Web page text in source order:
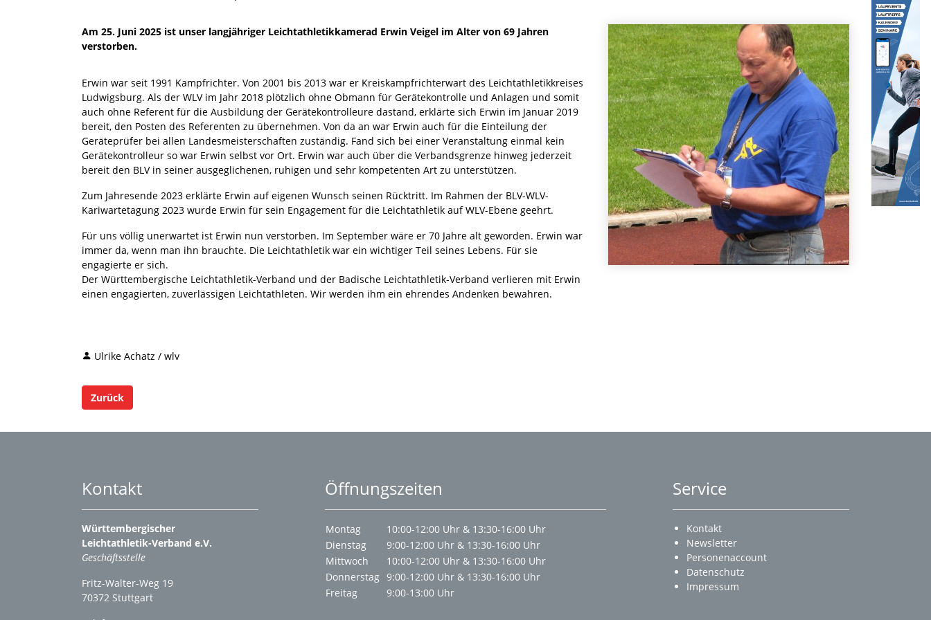
Am 25. Juni 2025 ist unser langjähriger Leichtathletikkamerad Erwin Veigel im Alter von 69 Jahren
verstorben.
Erwin war seit 1991 Kampfrichter. Von 2001 bis 2013 war er Kreiskampfrichterwart des Leichtathletikkreises
Ludwigsburg. Als der WLV im Jahr 2018 plötzlich ohne Obmann für Gerätekontrolle und Anlagen und somit
auch ohne Referent für die Ausbildung der Gerätekontrolleure dastand, erklärte sich Erwin im Januar 2019
bereit, den Posten des Referenten zu übernehmen. Von da an war Erwin auch für die Einteilung der
Geräteprüfer bei allen Landesmeisterschaften zuständig. Fand sich bei einer Veranstaltung einmal kein
Gerätekontrolleur so war Erwin selbst vor Ort. Erwin war auch über die Verbandsgrenze hinweg jederzeit
bereit den BLV in seiner ausgeglichenen, ruhigen und sehr kompetenten Art zu unterstützen.
Zum Jahresende 2023 erklärte Erwin auf eigenen Wunsch seinen Rücktritt. Im Rahmen der BLV-WLV-
Kariwartetagung 2023 wurde Erwin für sein Engagement für die Leichtathletik auf WLV-Ebene geehrt.
Für uns völlig unerwartet ist Erwin nun verstorben. Im September wäre er 70 Jahre alt geworden. Erwin war
immer da, wenn man ihn brauchte. Die Leichtathletik war ein wichtiger Teil seines Lebens. Für sie
engagierte er sich.
Der Württembergische Leichtathletik-Verband und der Badische Leichtathletik-Verband verlieren mit Erwin
einen engagierten, zuverlässigen Leichtathleten. Wir werden ihm ein ehrendes Andenken bewahren.
Ulrike Achatz / wlv
Zurück
Kontakt
Württembergischer
Leichtathletik-Verband e.V.
Geschäftsstelle
Fritz-Walter-Weg 19
70372 Stuttgart
Öffnungszeiten
Montag
10:00-12:00 Uhr & 13:30-16:00 Uhr
Dienstag
9:00-12:00 Uhr & 13:30-16:00 Uhr
Mittwoch
10:00-12:00 Uhr & 13:30-16:00 Uhr
Donnerstag 9:00-12:00 Uhr & 13:30-16:00 Uhr
Freitag
9:00-13:00 Uhr
Service
Kontakt
Newsletter
Personenaccount
Datenschutz
Impressum